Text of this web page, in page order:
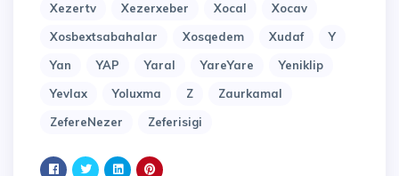
Xezertv
Xezerxeber Xocal
Xocav
Xosbextsabahalar
Xosqedem Xudaf
Y
Yan
YAP Yaral YareYare
Yeniklip
Yevlax
Yoluxma Z
Zaurkamal
ZefereNezer
Zeferisigi